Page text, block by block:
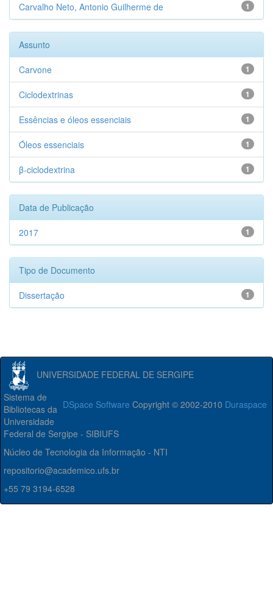
1
Carvalho Neto, Antonio Guilherme de
Assunto
1
Carvone
1
Ciclodextrinas
1
Essências e óleos essenciais
1
Óleos essenciais
1
β-ciclodextrina
Data de Publicação
1
2017
Tipo de Documento
1
Dissertação
UNIVERSIDADE FEDERAL DE SERGIPE
DSpace Software Copyright © 2002-2010 Duraspace
Sistema de
Bibliotecas da
Universidade
Federal de Sergipe - SIBIUFS
Núcleo de Tecnologia da Informação - NTI
repositorio@academico.ufs.br
+55 79 3194-6528